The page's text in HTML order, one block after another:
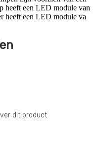
heeft een LED module van
heeft een LED module va
dit product